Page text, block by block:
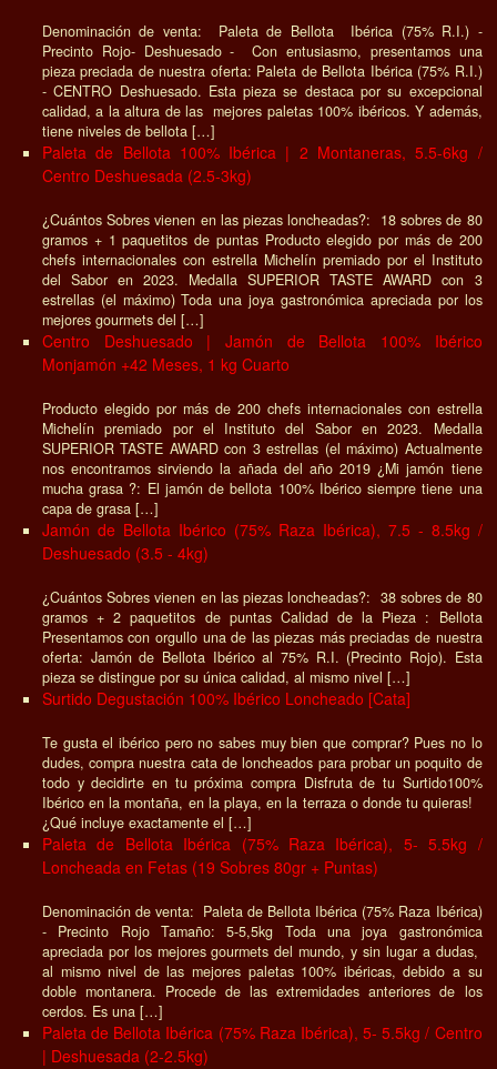
Denominación de venta: Paleta de Bellota Ibérica (75% R.I.) -
Precinto Rojo- Deshuesado - Con entusiasmo, presentamos una
pieza preciada de nuestra oferta: Paleta de Bellota Ibérica (75% R.I.)
- CENTRO Deshuesado. Esta pieza se destaca por su excepcional
calidad, a la altura de las mejores paletas 100% ibéricos. Y además,
tiene niveles de bellota […]
Paleta de Bellota 100% Ibérica | 2 Montaneras, 5.5-6kg /
Centro Deshuesada (2.5-3kg)
¿Cuántos Sobres vienen en las piezas loncheadas?: 18 sobres de 80
gramos + 1 paquetitos de puntas Producto elegido por más de 200
chefs internacionales con estrella Michelín premiado por el Instituto
del Sabor en 2023. Medalla SUPERIOR TASTE AWARD con 3
estrellas (el máximo) Toda una joya gastronómica apreciada por los
mejores gourmets del […]
Centro Deshuesado | Jamón de Bellota 100% Ibérico
Monjamón +42 Meses, 1 kg Cuarto
Producto elegido por más de 200 chefs internacionales con estrella
Michelín premiado por el Instituto del Sabor en 2023. Medalla
SUPERIOR TASTE AWARD con 3 estrellas (el máximo) Actualmente
nos encontramos sirviendo la añada del año 2019 ¿Mi jamón tiene
mucha grasa ?: El jamón de bellota 100% Ibérico siempre tiene una
capa de grasa […]
Jamón de Bellota Ibérico (75% Raza Ibérica), 7.5 - 8.5kg /
Deshuesado (3.5 - 4kg)
¿Cuántos Sobres vienen en las piezas loncheadas?: 38 sobres de 80
gramos + 2 paquetitos de puntas Calidad de la Pieza : Bellota
Presentamos con orgullo una de las piezas más preciadas de nuestra
oferta: Jamón de Bellota Ibérico al 75% R.I. (Precinto Rojo). Esta
pieza se distingue por su única calidad, al mismo nivel […]
Surtido Degustación 100% Ibérico Loncheado [Cata]
Te gusta el ibérico pero no sabes muy bien que comprar? Pues no lo
dudes, compra nuestra cata de loncheados para probar un poquito de
todo y decidirte en tu próxima compra Disfruta de tu Surtido100%
Ibérico en la montaña, en la playa, en la terraza o donde tu quieras!
¿Qué incluye exactamente el […]
Paleta de Bellota Ibérica (75% Raza Ibérica), 5- 5.5kg /
Loncheada en Fetas (19 Sobres 80gr + Puntas)
Denominación de venta: Paleta de Bellota Ibérica (75% Raza Ibérica)
- Precinto Rojo Tamaño: 5-5,5kg Toda una joya gastronómica
apreciada por los mejores gourmets del mundo, y sin lugar a dudas,
al mismo nivel de las mejores paletas 100% ibéricas, debido a su
doble montanera. Procede de las extremidades anteriores de los
cerdos. Es una […]
Paleta de Bellota Ibérica (75% Raza Ibérica), 5- 5.5kg / Centro
| Deshuesada (2-2.5kg)